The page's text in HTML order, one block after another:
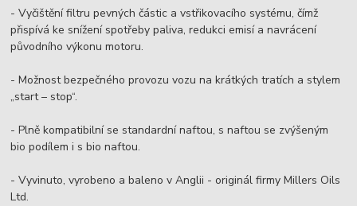
- Vyčištění filtru pevných částic a vstřikovacího systému, čímž
přispívá ke snížení spotřeby paliva, redukci emisí a navrácení
původního výkonu motoru.
- Možnost bezpečného provozu vozu na krátkých tratích a stylem
„start – stop“.
- Plně kompatibilní se standardní naftou, s naftou se zvýšeným
bio podílem i s bio naftou.
- Vyvinuto, vyrobeno a baleno v Anglii - originál firmy Millers Oils
Ltd.